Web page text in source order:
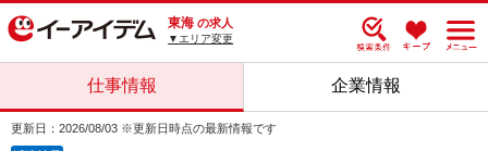
東海 の求人
▼エリア変更
仕事情報 企業情報
更新日：2026/08/03 ※更新日時点の最新情報です